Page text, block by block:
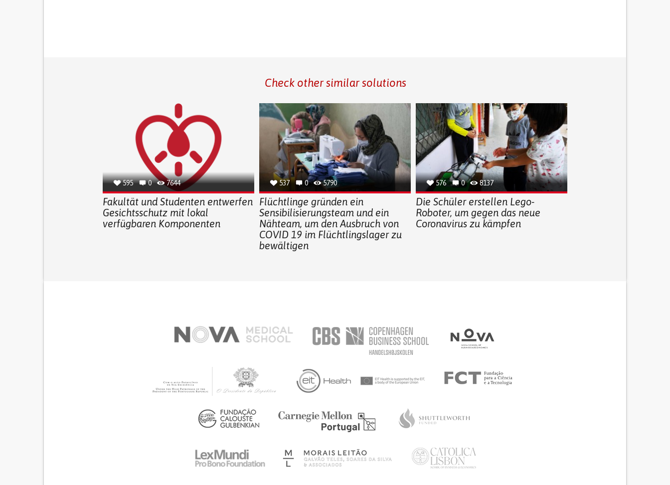
Check other similar solutions
595 0 7644
Fakultät und Studenten entwerfen
Gesichtsschutz mit lokal
verfügbaren Komponenten
537 0 5790
Flüchtlinge gründen ein
Sensibilisierungsteam und ein
Nähteam, um den Ausbruch von
COVID 19 im Flüchtlingslager zu
bewältigen
576 0 8137
Die Schüler erstellen Lego-
Roboter, um gegen das neue
Coronavirus zu kämpfen